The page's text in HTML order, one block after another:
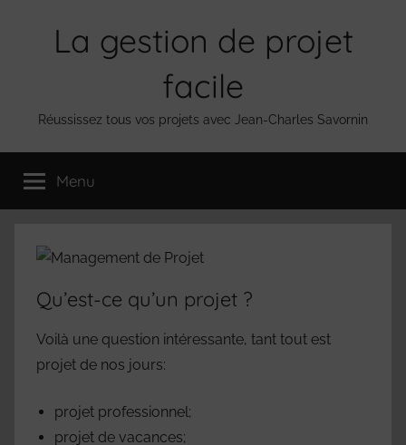
La gestion de projet
facile
Réussissez tous vos projets avec Jean-Charles Savornin
Menu
Qu’est-ce qu’un projet ?
Voilà une question intéressante, tant tout est
projet de nos jours:
projet professionnel;
projet de vacances;